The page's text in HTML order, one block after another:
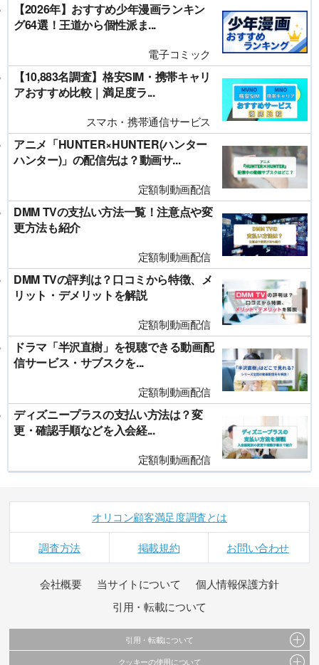
【2026年】おすすめ少年漫画ランキン
グ64選！王道から個性派ま...
電子コミック
【10,883名調査】格安SIM・携帯キャリ
アおすすめ比較｜満足度ラ...
スマホ・携帯通信サービス
アニメ「HUNTER×HUNTER(ハンター
ハンター)」の配信先は？動画サ...
定額制動画配信
DMM TVの支払い方法一覧！注意点や変
更方法も紹介
定額制動画配信
DMM TVの評判は？口コミから特徴、メ
リット・デメリットを解説
定額制動画配信
ドラマ「半沢直樹」を視聴できる動画配
信サービス・サブスクを...
定額制動画配信
ディズニープラスの支払い方法は？変
更・確認手順などを入会経...
定額制動画配信
オリコン顧客満足度調査とは
調査方法 掲載規約 お問い合わせ
会社概要 当サイトについて
個人情報保護方針
引用・転載について
引用・転載について
クッキーの使用について